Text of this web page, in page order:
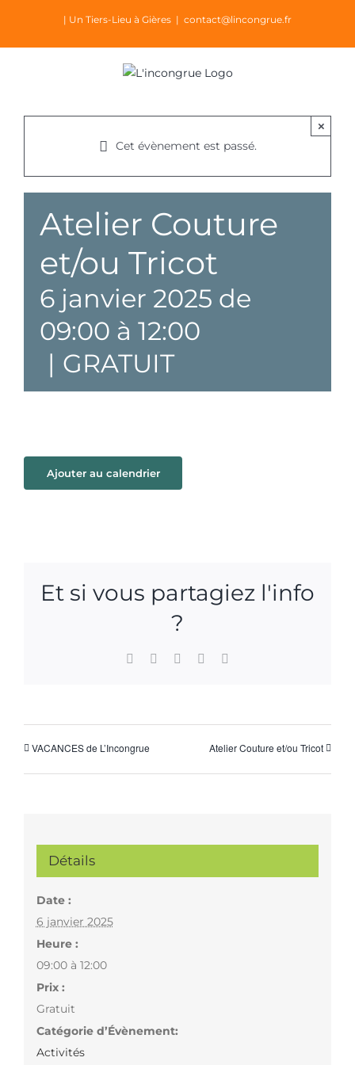
contenu
| Un Tiers-Lieu à Gières | contact@lincongrue.fr
Cet évènement est passé.
×
Atelier Couture
et/ou Tricot
6 janvier 2025 de
09:00 à 12:00
| GRATUIT
Ajouter au calendrier
Et si vous partagiez l'info
?
Facebook WhatsApp
Pinterest
VACANCES de L’Incongrue Atelier Couture et/ou Tricot
Détails
Date :
6 janvier 2025
Heure :
09:00 à 12:00
Prix :
Gratuit
Catégorie d’Évènement:
Activités